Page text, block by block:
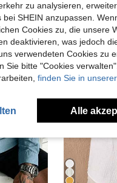
zu analysieren,
bei SHEIN anzupassen.
Cookies zu, die unsere
deaktivieren, was jedoch
verwendeten Cookies zu
Sie bitte "Cookies
finden Sie in
Alle